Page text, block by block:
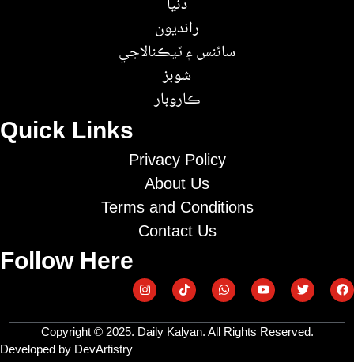
Quick Links
Privacy Policy
About Us
Terms and Conditions
Contact Us
Follow Here
رانديون
سائنس ۽ ٽيڪنالاجي
شوبز
ڪاروبار
Copyright © 2025. Daily Kalyan. All Rights Reserved.
Developed by DevArtistry